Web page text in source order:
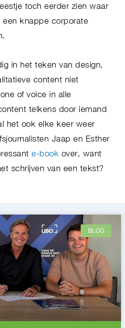
toch eerder zien waar
knappe corporate
in het teken van design,
content niet
of voice in alle
telkens door iemand
het ook elke keer weer
Jaap en Esther
e-book over, want
schrijven van een tekst?
BLOG